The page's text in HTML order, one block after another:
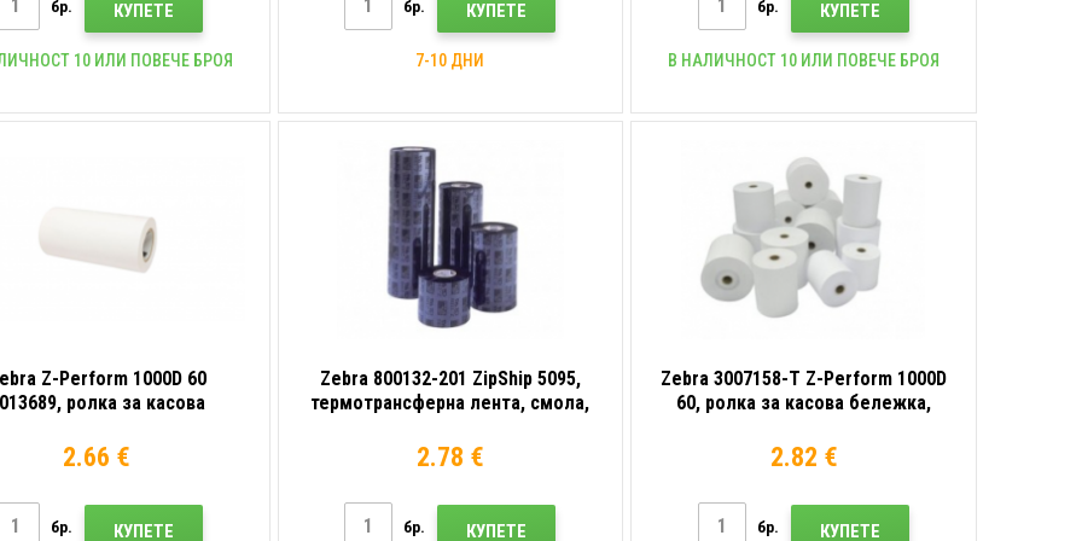
бр. КУПЕТЕ
10 ИЛИ ПОВЕЧЕ БРОЯ
бр. КУПЕТЕ
7-10 ДНИ
бр. КУПЕТЕ
В НАЛИЧНОСТ 10 ИЛИ ПОВЕЧЕ БРОЯ
Z-Perform 1000D 60
ролка за касова
2.66 €
бр. КУПЕТЕ
Zebra 800132-201 ZipShip 5095,
термотрансферна лента, смола,
2.78 €
бр. КУПЕТЕ
Zebra 3007158-T Z-Perform 1000D
60, ролка за касова бележка,
2.82 €
бр. КУПЕТЕ